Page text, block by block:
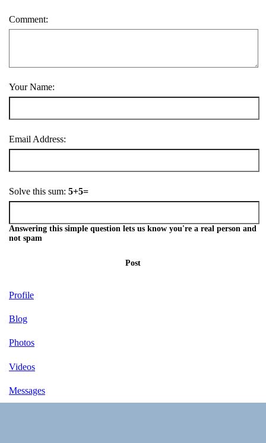
Comment:
Your Name:
Email Address:
Solve this sum: 5+5=
Answering this simple question lets us know you're a real person and
not spam
Post
Profile
Blog
Photos
Videos
Messages